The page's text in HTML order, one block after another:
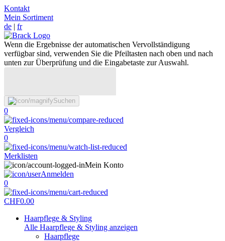
Kontakt
Mein Sortiment
de | fr
Wenn die Ergebnisse der automatischen Vervollständigung
verfügbar sind, verwenden Sie die Pfeiltasten nach oben und nach
unten zur Überprüfung und die Eingabetaste zur Auswahl.
Suchen
0
Vergleich
0
Merklisten
Mein Konto
Anmelden
0
CHF0.00
Haarpflege & Styling
Alle Haarpflege & Styling anzeigen
Haarpflege